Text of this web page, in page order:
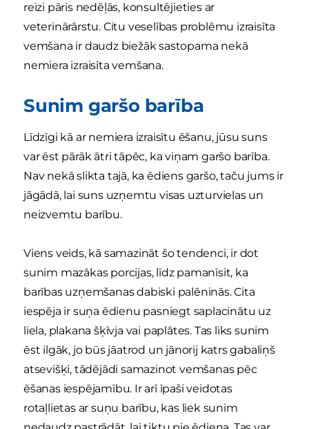
reizi pāris nedēļās, konsultējieties ar
veterinārārstu. Citu veselības problēmu izraisīta
vemšana ir daudz biežāk sastopama nekā
nemiera izraisīta vemšana.
Sunim garšo barība
Līdzīgi kā ar nemiera izraisītu ēšanu, jūsu suns
var ēst pārāk ātri tāpēc, ka viņam garšo barība.
Nav nekā slikta tajā, ka ēdiens garšo, taču jums ir
jāgādā, lai suns uzņemtu visas uzturvielas un
neizvemtu barību.
Viens veids, kā samazināt šo tendenci, ir dot
sunim mazākas porcijas, līdz pamanīsit, ka
barības uzņemšanas dabiski palēninās. Cita
iespēja ir suņa ēdienu pasniegt saplacinātu uz
liela, plakana šķīvja vai paplātes. Tas liks sunim
ēst ilgāk, jo būs jāatrod un jānorij katrs gabaliņš
atsevišķi, tādējādi samazinot vemšanas pēc
ēšanas iespējamību. Ir arī īpaši veidotas
rotaļlietas ar suņu barību, kas liek sunim